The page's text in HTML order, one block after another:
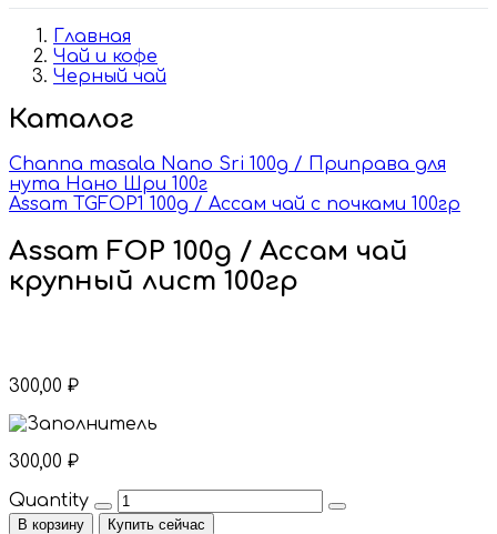
Главная
Чай и кофе
Черный чай
Каталог
Сhanna masala Nano Sri 100g / Приправа для
нута Нано Шри 100г
Assam TGFOP1 100g / Ассам чай с почками 100гр
Assam FOP 100g / Ассам чай
крупный лист 100гр
300,00 ₽
300,00 ₽
Quantity
В корзину Купить сейчас